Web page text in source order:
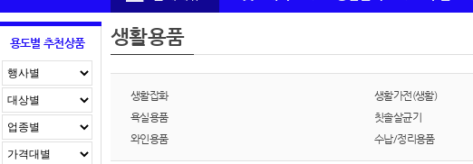
5 볼펜
양심판촉
7 여행
용도별 추천상품 생활용품
생활잡화 생활가전(생활)
욕실용품
칫솔살균기
와인용품
수납/정리용품